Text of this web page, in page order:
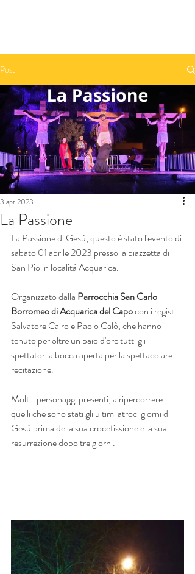
Post
La Passione
3 apr 2023
La Passione di Gesù, questo è stato l'evento di
sabato 01 aprile 2023 presso la piazzetta di
San Pio in località Acquarica.
Organizzato dalla Parrocchia San Carlo
Borromeo di Acquarica del Capo con i registi
Salvatore Cairo e Paolo Calò, che hanno
tenuto per oltre un paio d'ore tutti gli
spettatori a bocca aperta per la spettacolare
recitazione.
Molti i personaggi presenti, a ripercorrere
quelli che sono stati gli ultimi atroci giorni di
Gesù prima della sua crocefissione e la sua
resurrezione dopo tre giorni.